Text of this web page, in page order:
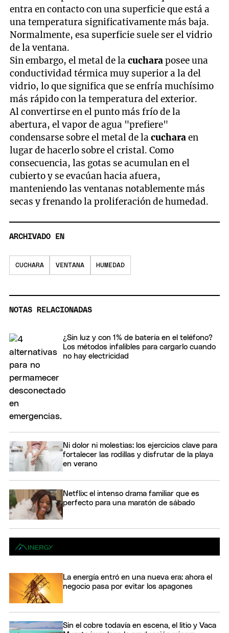
entra en contacto con una superficie que está a
una temperatura significativamente más baja.
Normalmente, esa superficie suele ser el vidrio
de la ventana.
Sin embargo, el metal de lacucharaposee una
conductividad térmica muy superior a la del
vidrio, lo que significa que se enfría muchísimo
más rápido con la temperatura del exterior.
Al convertirse en el punto más frío de la
abertura, el vapor de agua "prefiere"
condensarse sobre el metal de lacucharaen
lugar de hacerlo sobre el cristal. Como
consecuencia, las gotas se acumulan en el
cubierto y se evacúan hacia afuera,
manteniendo las ventanas notablemente más
secas y frenando la proliferación de humedad.
ARCHIVADO EN
CUCHARA VENTANA HUMEDAD
NOTAS RELACIONADAS
¿Sin luz y con 1% de batería en el teléfono?
Los métodos infalibles para cargarlo cuando
no hay electricidad
Ni dolor ni molestias: los ejercicios clave para
fortalecer las rodillas y disfrutar de la playa
en verano
Netflix: el intenso drama familiar que es
perfecto para una maratón de sábado
La energía entró en una nueva era: ahora el
negocio pasa por evitar los apagones
Sin el cobre todavía en escena, el litio y Vaca